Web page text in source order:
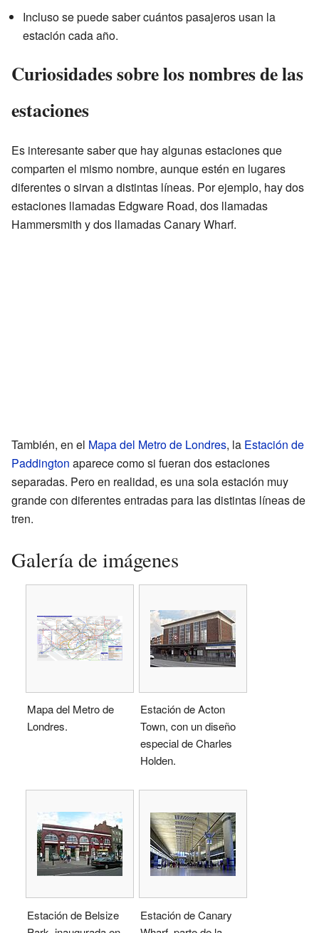
Incluso se puede saber cuántos pasajeros usan la
estación cada año.
Curiosidades sobre los nombres de las
estaciones
Es interesante saber que hay algunas estaciones que
comparten el mismo nombre, aunque estén en lugares
diferentes o sirvan a distintas líneas. Por ejemplo, hay dos
estaciones llamadas Edgware Road, dos llamadas
Hammersmith y dos llamadas Canary Wharf.
También, en el Mapa del Metro de Londres, la Estación de
Paddington aparece como si fueran dos estaciones
separadas. Pero en realidad, es una sola estación muy
grande con diferentes entradas para las distintas líneas de
tren.
Galería de imágenes
Mapa del Metro de
Londres.
Estación de Acton
Town, con un diseño
especial de Charles
Holden.
Estación de Belsize
Estación de Canary